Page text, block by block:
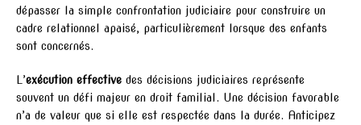
dépasser la simple confrontation judiciaire pour construire un
cadre relationnel apaisé, particulièrement lorsque des enfants
sont concernés.
L’exécution effective des décisions judiciaires représente
souvent un défi majeur en droit familial. Une décision favorable
n’a de valeur que si elle est respectée dans la durée. Anticipez